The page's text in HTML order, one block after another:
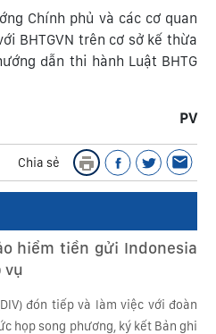
Chính phủ và các cơ quan
BHTGVN trên cơ sở kế thừa
dẫn thi hành Luật BHTG
PV
Chia sẻ
hiểm tiền gửi Indonesia
vụ
đón tiếp và làm việc với đoàn
họp song phương, ký kết Bản ghi